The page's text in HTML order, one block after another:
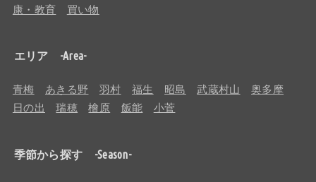
康・教育
買い物
エリア -Area-
青梅 あきる野 羽村 福生 昭島 武蔵村山
奥多摩
日の出
瑞穂 檜原 飯能 小菅
季節から探す -Season-